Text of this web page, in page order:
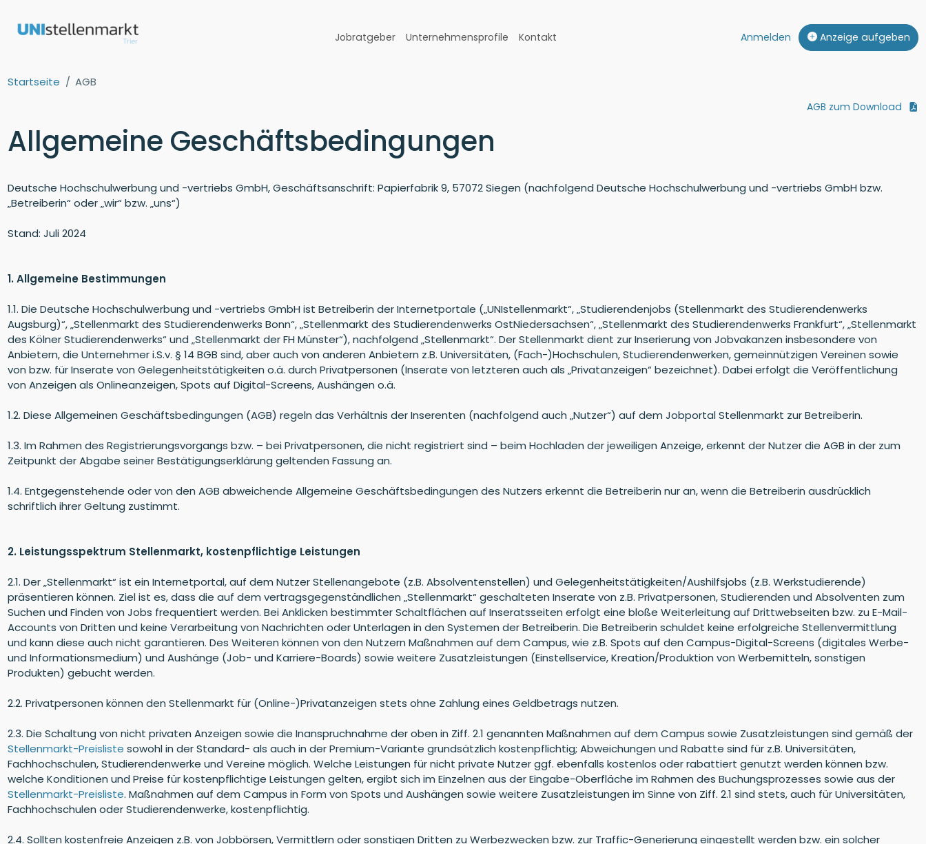
Jobratgeber Unternehmensprofile Kontakt Anmelden Anzeige aufgeben
Startseite AGB
AGB zum Download
Allgemeine Geschäftsbedingungen
Deutsche Hochschulwerbung und -vertriebs GmbH, Geschäftsanschrift: Papierfabrik 9, 57072 Siegen (nachfolgend Deutsche Hochschulwerbung und -vertriebs GmbH bzw.
„Betreiberin“ oder „wir“ bzw. „uns“)
Stand: Juli 2024
1. Allgemeine Bestimmungen
1.1. Die Deutsche Hochschulwerbung und -vertriebs GmbH ist Betreiberin der Internetportale („UNIstellenmarkt“, „Studierendenjobs (Stellenmarkt des Studierendenwerks
Augsburg)“, „Stellenmarkt des Studierendenwerks Bonn“, „Stellenmarkt des Studierendenwerks OstNiedersachsen“, „Stellenmarkt des Studierendenwerks Frankfurt“, „Stellenmarkt
des Kölner Studierendenwerks“ und „Stellenmarkt der FH Münster“), nachfolgend „Stellenmarkt“. Der Stellenmarkt dient zur Inserierung von Jobvakanzen insbesondere von
Anbietern, die Unternehmer i.S.v. § 14 BGB sind, aber auch von anderen Anbietern z.B. Universitäten, (Fach-)Hochschulen, Studierendenwerken, gemeinnützigen Vereinen sowie
von bzw. für Inserate von Gelegenheitstätigkeiten o.ä. durch Privatpersonen (Inserate von letzteren auch als „Privatanzeigen“ bezeichnet). Dabei erfolgt die Veröffentlichung
von Anzeigen als Onlineanzeigen, Spots auf Digital-Screens, Aushängen o.ä.
1.2. Diese Allgemeinen Geschäftsbedingungen (AGB) regeln das Verhältnis der Inserenten (nachfolgend auch „Nutzer“) auf dem Jobportal Stellenmarkt zur Betreiberin.
1.3. Im Rahmen des Registrierungsvorgangs bzw. – bei Privatpersonen, die nicht registriert sind – beim Hochladen der jeweiligen Anzeige, erkennt der Nutzer die AGB in der zum
Zeitpunkt der Abgabe seiner Bestätigungserklärung geltenden Fassung an.
1.4. Entgegenstehende oder von den AGB abweichende Allgemeine Geschäftsbedingungen des Nutzers erkennt die Betreiberin nur an, wenn die Betreiberin ausdrücklich
schriftlich ihrer Geltung zustimmt.
2. Leistungsspektrum Stellenmarkt, kostenpflichtige Leistungen
2.1. Der „Stellenmarkt“ ist ein Internetportal, auf dem Nutzer Stellenangebote (z.B. Absolventenstellen) und Gelegenheitstätigkeiten/Aushilfsjobs (z.B. Werkstudierende)
präsentieren können. Ziel ist es, dass die auf dem vertragsgegenständlichen „Stellenmarkt“ geschalteten Inserate von z.B. Privatpersonen, Studierenden und Absolventen zum
Suchen und Finden von Jobs frequentiert werden. Bei Anklicken bestimmter Schaltflächen auf Inseratsseiten erfolgt eine bloße Weiterleitung auf Drittwebseiten bzw. zu E-Mail-
Accounts von Dritten und keine Verarbeitung von Nachrichten oder Unterlagen in den Systemen der Betreiberin. Die Betreiberin schuldet keine erfolgreiche Stellenvermittlung
und kann diese auch nicht garantieren. Des Weiteren können von den Nutzern Maßnahmen auf dem Campus, wie z.B. Spots auf den Campus-Digital-Screens (digitales Werbe-
und Informationsmedium) und Aushänge (Job- und Karriere-Boards) sowie weitere Zusatzleistungen (Einstellservice, Kreation/Produktion von Werbemitteln, sonstigen
Produkten) gebucht werden.
2.2. Privatpersonen können den Stellenmarkt für (Online-)Privatanzeigen stets ohne Zahlung eines Geldbetrags nutzen.
2.3. Die Schaltung von nicht privaten Anzeigen sowie die Inanspruchnahme der oben in Ziff. 2.1 genannten Maßnahmen auf dem Campus sowie Zusatzleistungen sind gemäß der
Stellenmarkt-Preisliste sowohl in der Standard- als auch in der Premium-Variante grundsätzlich kostenpflichtig; Abweichungen und Rabatte sind für z.B. Universitäten,
Fachhochschulen, Studierendenwerke und Vereine möglich. Welche Leistungen für nicht private Nutzer ggf. ebenfalls kostenlos oder rabattiert genutzt werden können bzw.
welche Konditionen und Preise für kostenpflichtige Leistungen gelten, ergibt sich im Einzelnen aus der Eingabe-Oberfläche im Rahmen des Buchungsprozesses sowie aus der
Stellenmarkt-Preisliste. Maßnahmen auf dem Campus in Form von Spots und Aushängen sowie weitere Zusatzleistungen im Sinne von Ziff. 2.1 sind stets, auch für Universitäten,
Fachhochschulen oder Studierendenwerke, kostenpflichtig.
2.4. Sollten kostenfreie Anzeigen z.B. von Jobbörsen, Vermittlern oder sonstigen Dritten zu Werbezwecken bzw. zur Traffic-Generierung eingestellt werden bzw. ein solcher